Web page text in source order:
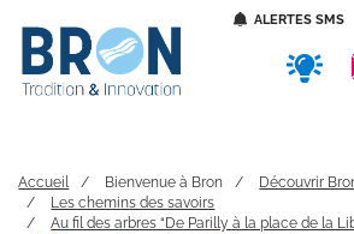
Panneau de gestion des cookies
contenu
principal
AccèsALERTES SMS
Accueil Bienvenue à Bron
Découvrir
Les chemins des savoirs
Au fil des arbres “De Parilly à la place de la